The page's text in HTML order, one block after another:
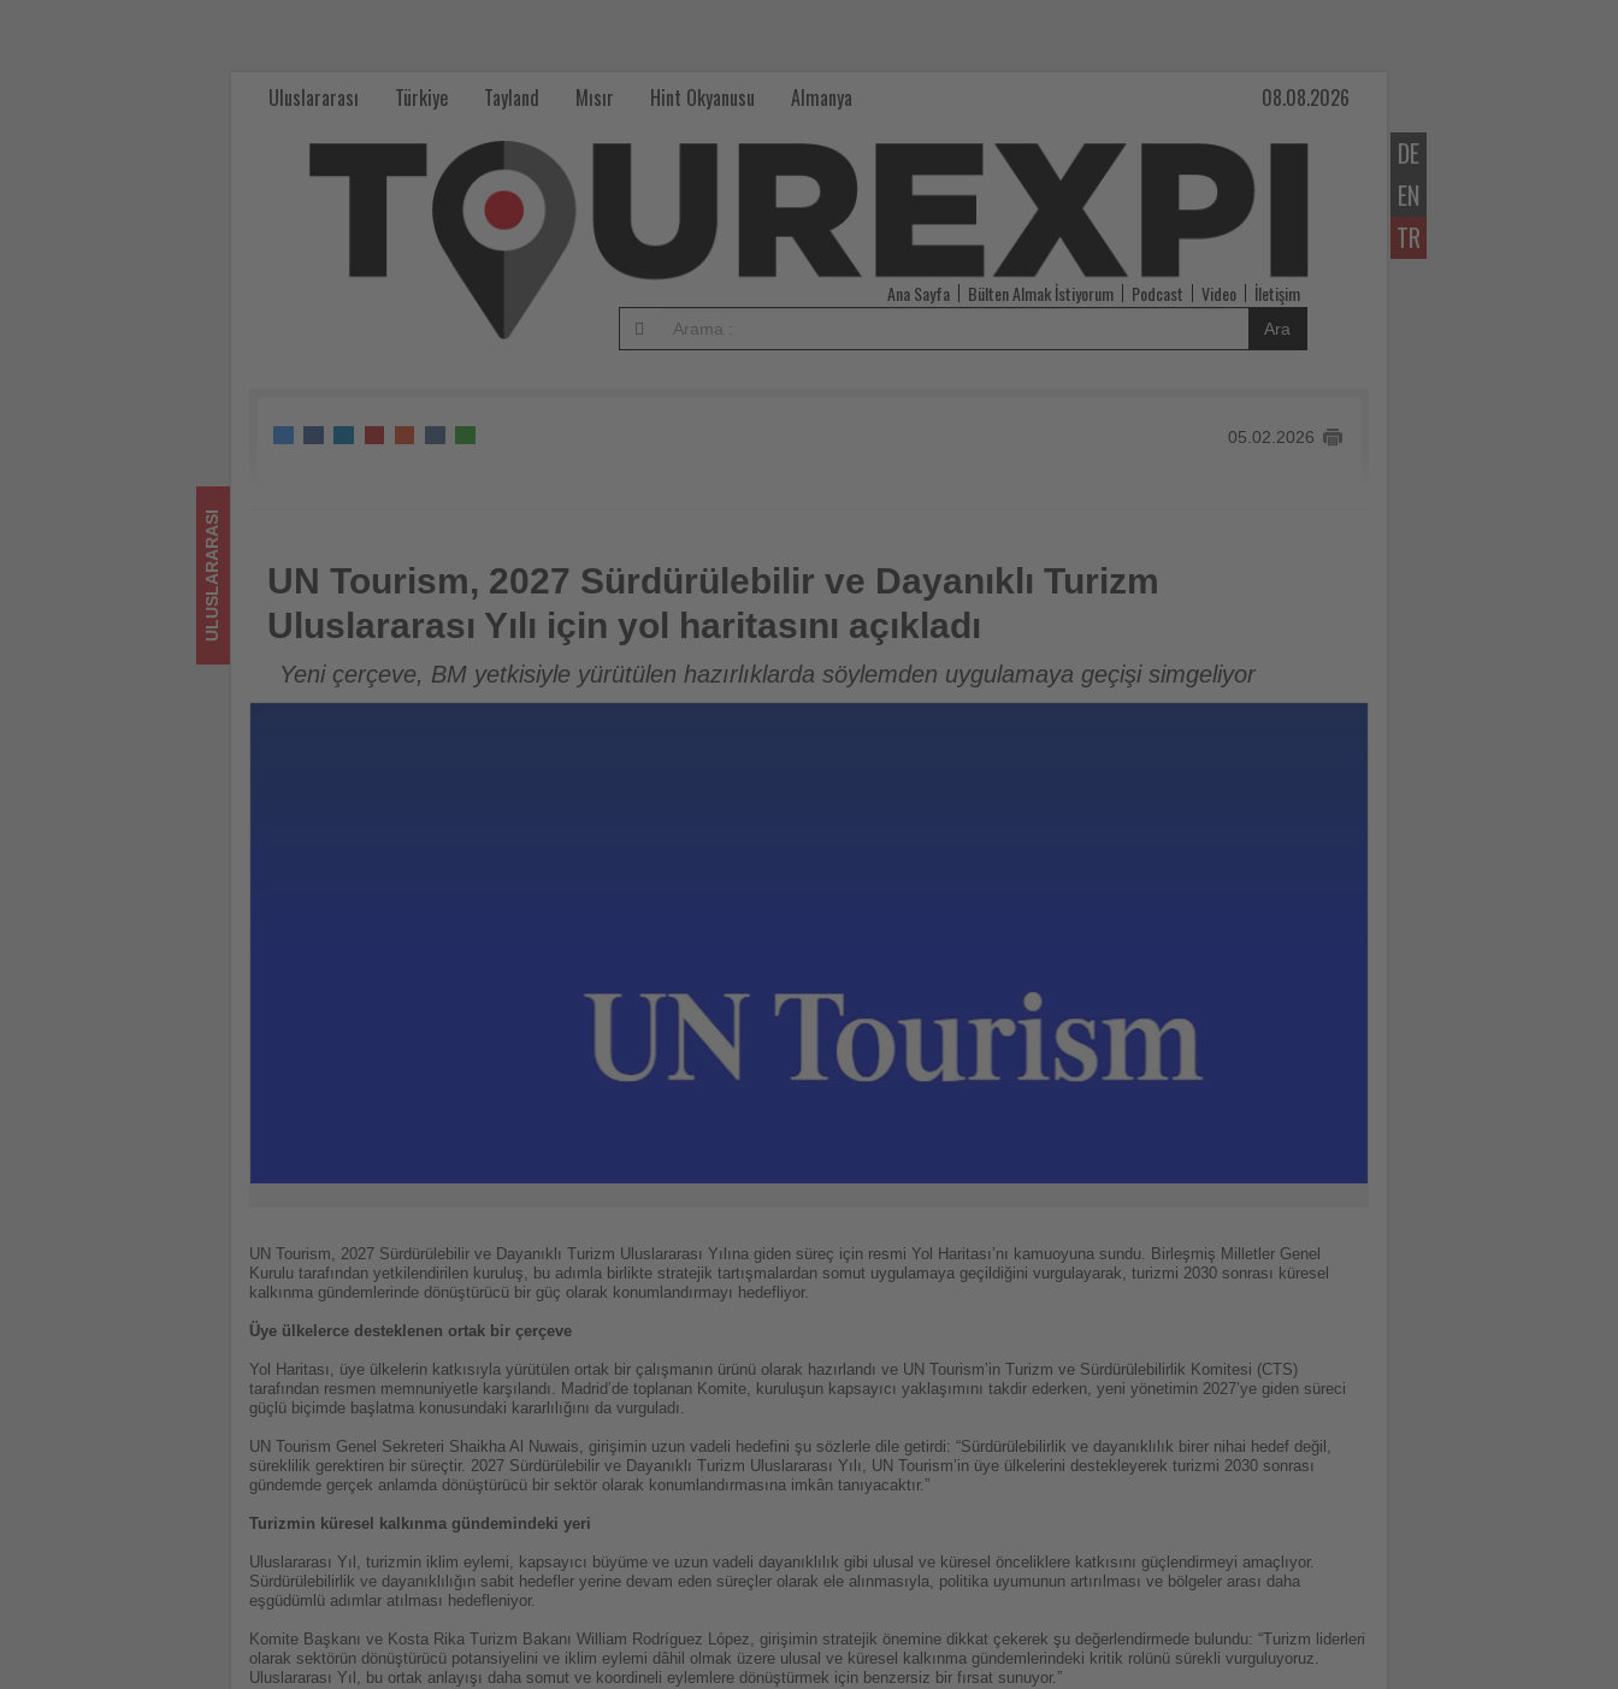
DE
EN
TR
Uluslararası Türkiye Tayland Mısır Hint Okyanusu Almanya 08.08.2026
Ana Sayfa Bülten Almak İstiyorum Podcast Video İletişim
Ara
05.02.2026
UN Tourism, 2027 Sürdürülebilir ve Dayanıklı Turizm Uluslararası Yılı için yol haritasını açıkladı
ULUSLARARASI
UN Tourism, 2027 Sürdürülebilir ve Dayanıklı Turizm
Uluslararası Yılı için yol haritasını açıkladı
Yeni çerçeve, BM yetkisiyle yürütülen hazırlıklarda söylemden uygulamaya geçişi simgeliyor
UN Tourism, 2027 Sürdürülebilir ve Dayanıklı Turizm Uluslararası Yılına giden süreç için resmi Yol Haritası’nı kamuoyuna sundu. Birleşmiş Milletler Genel
Kurulu tarafından yetkilendirilen kuruluş, bu adımla birlikte stratejik tartışmalardan somut uygulamaya geçildiğini vurgulayarak, turizmi 2030 sonrası küresel
kalkınma gündemlerinde dönüştürücü bir güç olarak konumlandırmayı hedefliyor.
Üye ülkelerce desteklenen ortak bir çerçeve
Yol Haritası, üye ülkelerin katkısıyla yürütülen ortak bir çalışmanın ürünü olarak hazırlandı ve UN Tourism’in Turizm ve Sürdürülebilirlik Komitesi (CTS)
tarafından resmen memnuniyetle karşılandı. Madrid’de toplanan Komite, kuruluşun kapsayıcı yaklaşımını takdir ederken, yeni yönetimin 2027’ye giden süreci
güçlü biçimde başlatma konusundaki kararlılığını da vurguladı.
UN Tourism Genel Sekreteri Shaikha Al Nuwais, girişimin uzun vadeli hedefini şu sözlerle dile getirdi: “Sürdürülebilirlik ve dayanıklılık birer nihai hedef değil,
süreklilik gerektiren bir süreçtir. 2027 Sürdürülebilir ve Dayanıklı Turizm Uluslararası Yılı, UN Tourism’in üye ülkelerini destekleyerek turizmi 2030 sonrası
gündemde gerçek anlamda dönüştürücü bir sektör olarak konumlandırmasına imkân tanıyacaktır.”
Turizmin küresel kalkınma gündemindeki yeri
Uluslararası Yıl, turizmin iklim eylemi, kapsayıcı büyüme ve uzun vadeli dayanıklılık gibi ulusal ve küresel önceliklere katkısını güçlendirmeyi amaçlıyor.
Sürdürülebilirlik ve dayanıklılığın sabit hedefler yerine devam eden süreçler olarak ele alınmasıyla, politika uyumunun artırılması ve bölgeler arası daha
eşgüdümlü adımlar atılması hedefleniyor.
Komite Başkanı ve Kosta Rika Turizm Bakanı William Rodríguez López, girişimin stratejik önemine dikkat çekerek şu değerlendirmede bulundu: “Turizm liderleri
olarak sektörün dönüştürücü potansiyelini ve iklim eylemi dâhil olmak üzere ulusal ve küresel kalkınma gündemlerindeki kritik rolünü sürekli vurguluyoruz.
Uluslararası Yıl, bu ortak anlayışı daha somut ve koordineli eylemlere dönüştürmek için benzersiz bir fırsat sunuyor.”